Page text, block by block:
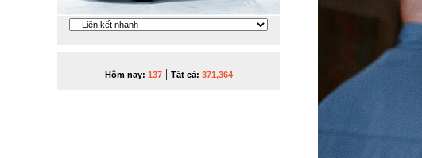
Hôm nay: 137| Tất cả: 371,364